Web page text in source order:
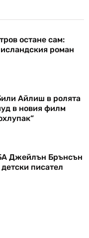
остане сам:
роман
Айлиш в ролята
в новия филм
Джейлън Брънсън
писател